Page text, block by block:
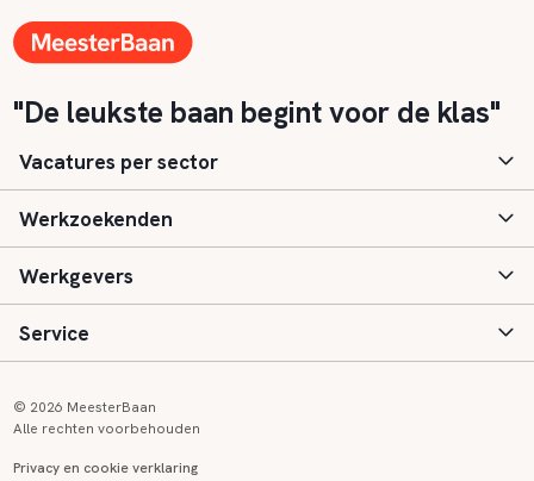
"De leukste baan begint voor de klas"
Vacatures per sector
Basisonderwijs
Speciaal (basis) onderwijs
Voortgezet onderwijs
Werkzoekenden
Aanmelden
Vacatures
Werkgevers
Inloggen
Service
© 2026 MeesterBaan
Alle rechten voorbehouden
Privacy en cookie verklaring